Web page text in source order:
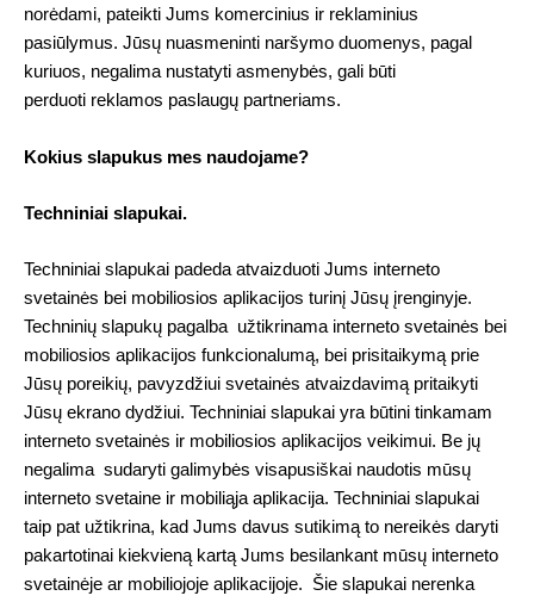
norėdami, pateikti Jums komercinius ir reklaminius
pasiūlymus. Jūsų nuasmeninti naršymo duomenys, pagal
kuriuos, negalima nustatyti asmenybės, gali būti
perduoti reklamos paslaugų partneriams.
Kokius slapukus mes naudojame?
Techniniai slapukai.
Techniniai slapukai padeda atvaizduoti Jums interneto
svetainės bei mobiliosios aplikacijos turinį Jūsų įrenginyje.
Techninių slapukų pagalba užtikrinama interneto svetainės bei
mobiliosios aplikacijos funkcionalumą, bei prisitaikymą prie
Jūsų poreikių, pavyzdžiui svetainės atvaizdavimą pritaikyti
Jūsų ekrano dydžiui. Techniniai slapukai yra būtini tinkamam
interneto svetainės ir mobiliosios aplikacijos veikimui. Be jų
negalima sudaryti galimybės visapusiškai naudotis mūsų
interneto svetaine ir mobiliąja aplikacija. Techniniai slapukai
taip pat užtikrina, kad Jums davus sutikimą to nereikės daryti
pakartotinai kiekvieną kartą Jums besilankant mūsų interneto
svetainėje ar mobiliojoje aplikacijoje. Šie slapukai nerenka